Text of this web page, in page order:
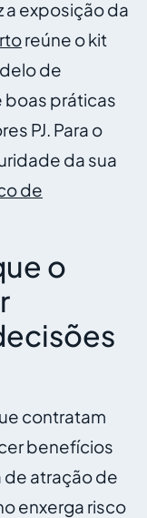
a exposição da
reúne o kit
de
boas práticas
PJ. Para o
da sua
de
o
contratam
benefícios
atração de
enxerga risco